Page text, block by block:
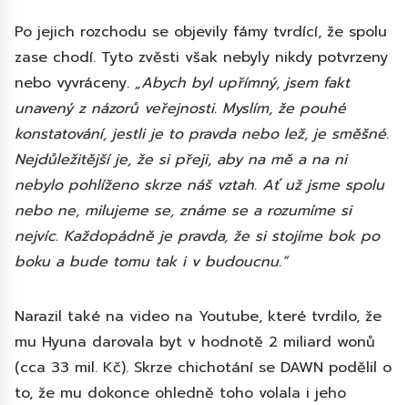
Po jejich rozchodu se objevily fámy tvrdící, že spolu
zase chodí. Tyto zvěsti však nebyly nikdy potvrzeny
nebo vyvráceny. „Abych byl upřímný, jsem fakt
unavený z názorů veřejnosti. Myslím, že pouhé
konstatování, jestli je to pravda nebo lež, je směšné.
Nejdůležitější je, že si přeji, aby na mě a na ni
nebylo pohlíženo skrze náš vztah. Ať už jsme spolu
nebo ne, milujeme se, známe se a rozumíme si
nejvíc. Každopádně je pravda, že si stojíme bok po
boku a bude tomu tak i v budoucnu.“
Narazil také na video na Youtube, které tvrdilo, že
mu Hyuna darovala byt v hodnotě 2 miliard wonů
(cca 33 mil. Kč). Skrze chichotání se DAWN podělil o
to, že mu dokonce ohledně toho volala i jeho